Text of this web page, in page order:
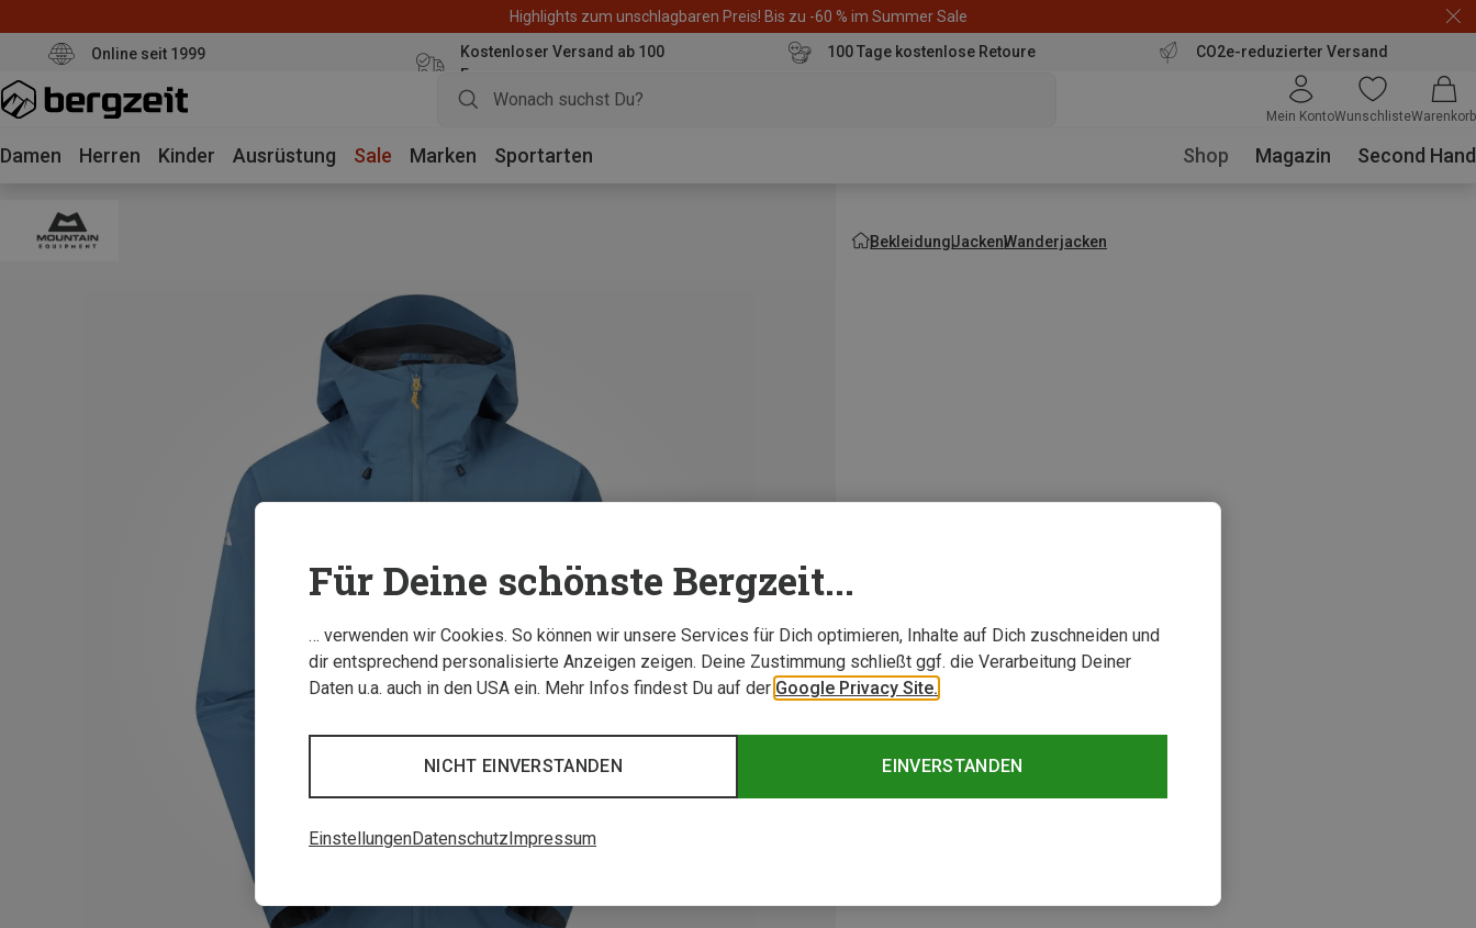
Highlights zum unschlagbaren Preis! Bis zu -60 % im Summer Sale
Online seit 1999
Kostenloser Versand ab 100
Euro
100 Tage kostenlose Retoure CO2e-reduzierter Versand
Mein KontoWunschlisteWarenkorb
Damen Herren Kinder Ausrüstung Sale Marken Sportarten Shop Magazin Second Hand
BekleidungJackenWanderjacken
Für Deine schönste Bergzeit...
… verwenden wir Cookies. So können wir unsere Services für Dich optimieren, Inhalte auf Dich zuschneiden und
dir entsprechend personalisierte Anzeigen zeigen. Deine Zustimmung schließt ggf. die Verarbeitung Deiner
Daten u.a. auch in den USA ein. Mehr Infos findest Du auf der Google Privacy Site.
EINVERSTANDEN
NICHT EINVERSTANDEN
EinstellungenDatenschutz Impressum